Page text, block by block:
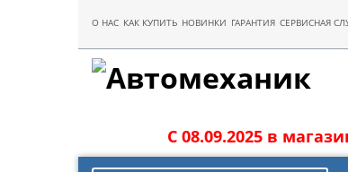
О НАС КАК КУПИТЬ НОВИНКИ ГАРАНТИЯ СЕРВИСНАЯ
С 08.09.2025 в